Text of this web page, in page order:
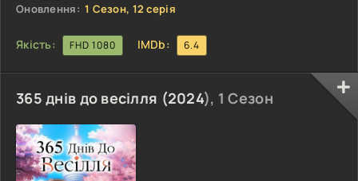
Оновлення: 1 Сезон, 12 серія
Якість: FHD 1080 IMDb: 6.4
365 днів до весілля (2024), 1 Сезон